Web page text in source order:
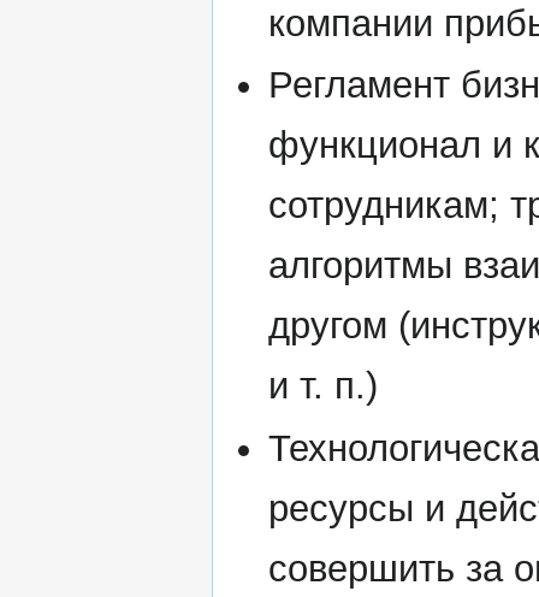
компании
Регламент
функционал и
сотрудникам;
алгоритмы
другом
и т. п.)
ресурсы и
совершить за